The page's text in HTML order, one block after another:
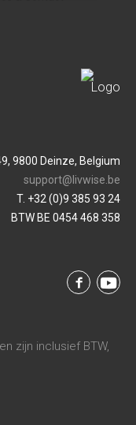
9800 Deinze, Belgium
support@livwise.be
T. +32 (0)9 385 93 24
BTW BE 0454 468 358
zijn inclusief BTW,